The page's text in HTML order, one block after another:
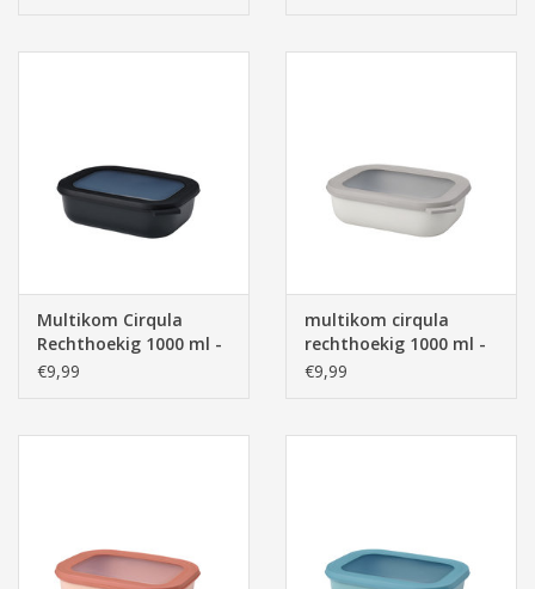
Multikom Cirqula
Rechthoekig 1000 ml -
Nordic Black
€9,99
multikom cirqula
rechthoekig 1000 ml -
nordic white
€9,99